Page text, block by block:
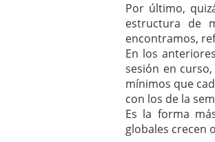
Por último,
estructura de
encontramos,
En los
sesión en
mínimos que
con los de la
Es la forma
globales crecen